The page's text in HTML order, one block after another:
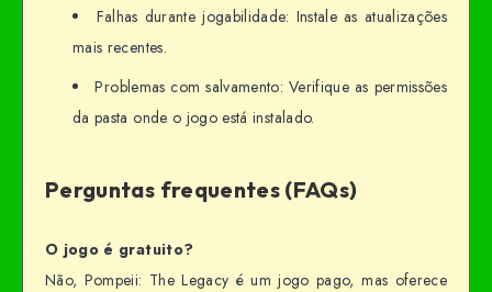
Falhas durante jogabilidade: Instale as atualizações
mais recentes.
Problemas com salvamento: Verifique as permissões
da pasta onde o jogo está instalado.
Perguntas frequentes (FAQs)
O jogo é gratuito?
Não, Pompeii: The Legacy é um jogo pago, mas oferece